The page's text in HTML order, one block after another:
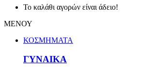
Το καλάθι αγορών είναι άδειο!
ΜΕΝΟΥ
ΚΟΣΜΗΜΑΤΑ
ΓΥΝΑΙΚΑ